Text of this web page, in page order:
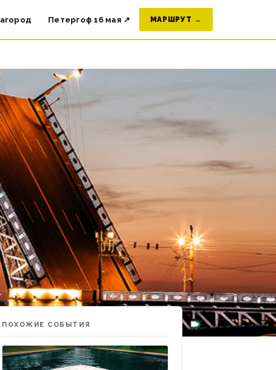
Петергоф 16 мая ↗ МАРШРУТ →
ПОХОЖИЕ СОБЫТИЯ